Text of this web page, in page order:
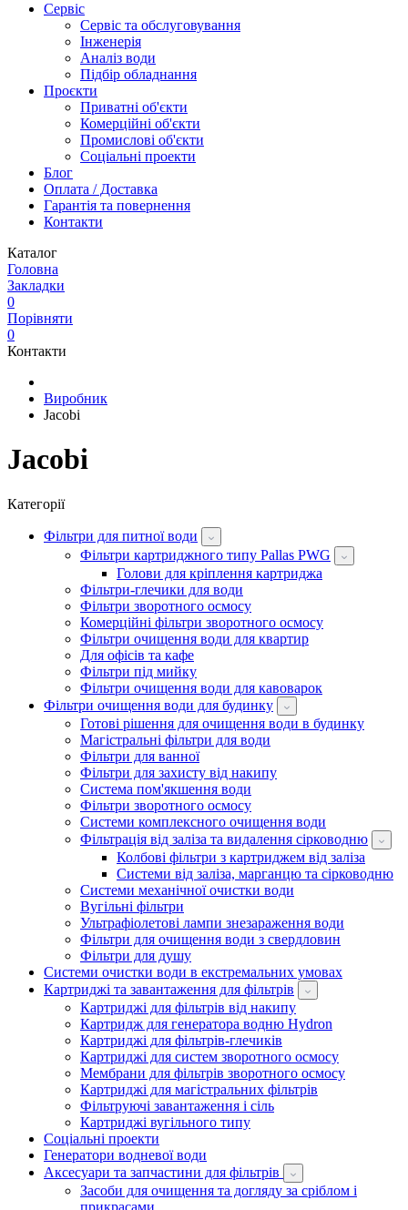
Сервіс
Сервіс та обслуговування
Інженерія
Аналіз води
Підбір обладнання
Проєкти
Приватні об'єкти
Комерційні об'єкти
Промислові об'єкти
Соціальні проекти
Блог
Оплата / Доставка
Гарантія та повернення
Контакти
Каталог
Головна
Закладки
0
Порівняти
0
Контакти
Виробник
Jacobi
Jacobi
Категорії
Фільтри для питної води
Фільтри картриджного типу Pallas PWG
Голови для кріплення картриджа
Фільтри-глечики для води
Фільтри зворотного осмосу
Комерційні фільтри зворотного осмосу
Фільтри очищення води для квартир
Для офісів та кафе
Фільтри під мийку
Фільтри очищення води для кавоварок
Фільтри очищення води для будинку
Готові рішення для очищення води в будинку
Магістральні фільтри для води
Фільтри для ванної
Фільтри для захисту від накипу
Система пом'якшення води
Фільтри зворотного осмосу
Системи комплексного очищення води
Фільтрація від заліза та видалення сірководню
Колбові фільтри з картриджем від заліза
Системи від заліза, марганцю та сірководню
Системи механічної очистки води
Вугільні фільтри
Ультрафіолетові лампи знезараження води
Фільтри для очищення води з свердловин
Фільтри для душу
Системи очистки води в екстремальних умовах
Картриджі та завантаження для фільтрів
Картриджі для фільтрів від накипу
Картридж для генератора водню Hydron
Картриджі для фільтрів-глечиків
Картриджі для систем зворотного осмосу
Мембрани для фільтрів зворотного осмосу
Картриджі для магістральних фільтрів
Фільтруючі завантаження і сіль
Картриджі вугільного типу
Соціальні проекти
Генератори водневої води
Аксесуари та запчастини для фільтрів
Засоби для очищення та догляду за сріблом і
прикрасами